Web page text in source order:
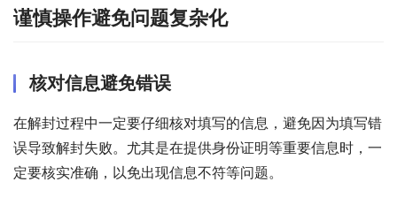
谨慎操作避免问题复杂化
核对信息避免错误
在解封过程中一定要仔细核对填写的信息，避免因为填写错
误导致解封失败。尤其是在提供身份证明等重要信息时，一
定要核实准确，以免出现信息不符等问题。